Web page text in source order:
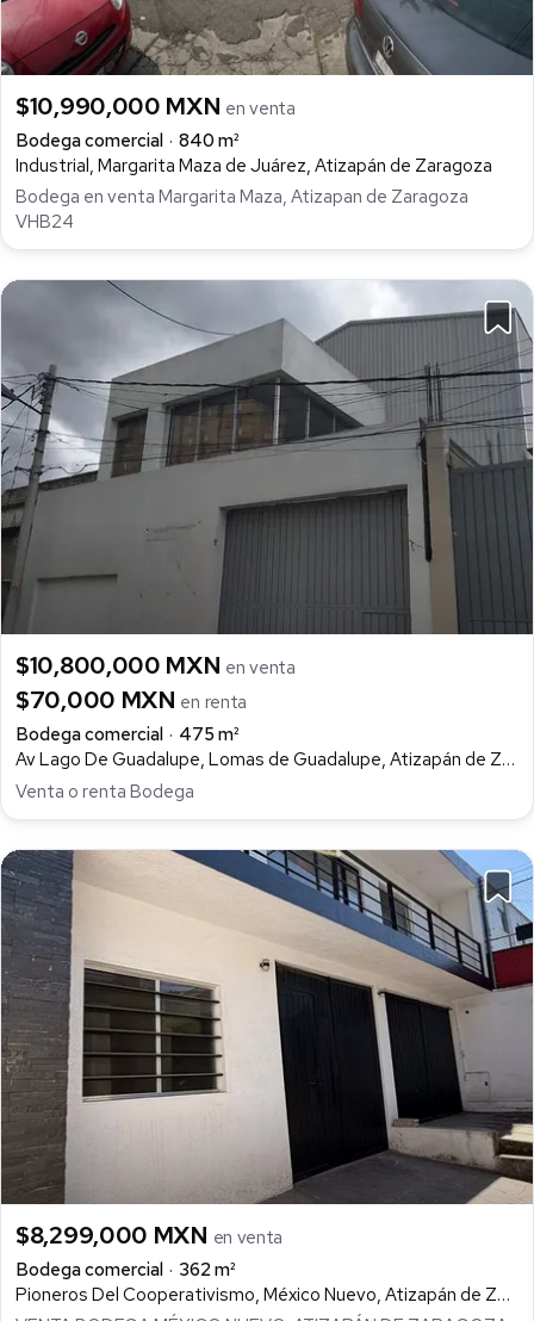
$10,990,000 MXN en venta
Bodega comercial
840 m²
Industrial, Margarita Maza de Juárez, Atizapán de Zaragoza
Bodega en venta Margarita Maza, Atizapan de Zaragoza
VHB24
$10,800,000 MXN en venta
$70,000 MXN en renta
Bodega comercial
475 m²
Av Lago De Guadalupe, Lomas de Guadalupe, Atizapán de Zaragoza
Venta o renta Bodega
$8,299,000 MXN en venta
Bodega comercial
362 m²
Pioneros Del Cooperativismo, México Nuevo, Atizapán de Zaragoza